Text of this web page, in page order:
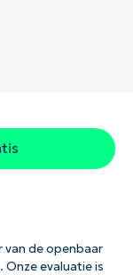
van de openbaar
evaluatie is